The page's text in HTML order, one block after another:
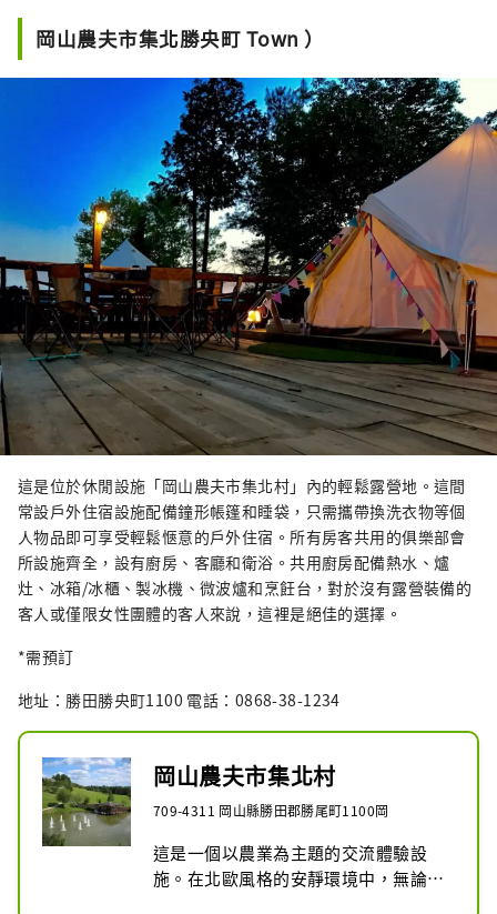
岡山農夫市集北勝央町 Town ）
這是位於休閒設施「岡山農夫市集北村」內的輕鬆露營地。這間
常設戶外住宿設施配備鐘形帳篷和睡袋，只需攜帶換洗衣物等個
人物品即可享受輕鬆愜意的戶外住宿。所有房客共用的俱樂部會
所設施齊全，設有廚房、客廳和衛浴。共用廚房配備熱水、爐
灶、冰箱/冰櫃、製冰機、微波爐和烹飪台，對於沒有露營裝備的
客人或僅限女性團體的客人來說，這裡是絕佳的選擇。
*需預訂
地址：勝田勝央町1100 電話：0868-38-1234
岡山農夫市集北村
709-4311 岡山縣勝田郡勝尾町1100岡
這是一個以農業為主題的交流體驗設
施。在北歐風格的安靜環境中，無論大